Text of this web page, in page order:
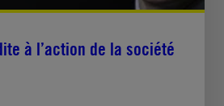
à l’action de la société